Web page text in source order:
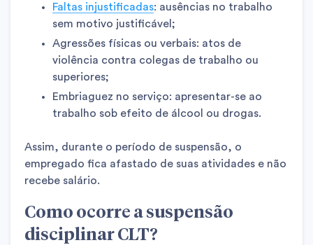
Faltas injustificadas: ausências no trabalho
sem motivo justificável;
Agressões físicas ou verbais: atos de
violência contra colegas de trabalho ou
superiores;
Embriaguez no serviço: apresentar-se ao
trabalho sob efeito de álcool ou drogas.
Assim, durante o período de suspensão, o
empregado fica afastado de suas atividades e não
recebe salário.
Como ocorre a suspensão
disciplinar CLT?